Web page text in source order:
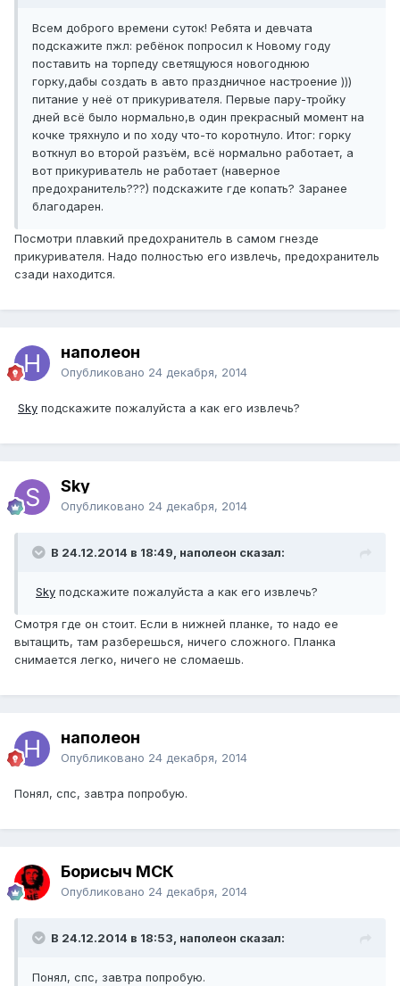
Всем доброго времени суток! Ребята и девчата
подскажите пжл: ребёнок попросил к Новому году
поставить на торпеду светящуюся новогоднюю
горку,дабы создать в авто праздничное настроение )))
питание у неё от прикуривателя. Первые пару-тройку
дней всё было нормально,в один прекрасный момент на
кочке тряхнуло и по ходу что-то коротнуло. Итог: горку
воткнул во второй разъём, всё нормально работает, а
вот прикуриватель не работает (наверное
предохранитель???) подскажите где копать? Заранее
благодарен.
Посмотри плавкий предохранитель в самом гнезде
прикуривателя. Надо полностью его извлечь, предохранитель
сзади находится.
наполеон
Опубликовано 24 декабря, 2014
Sky подскажите пожалуйста а как его извлечь?
Sky
Опубликовано 24 декабря, 2014
В 24.12.2014 в 18:49, наполеон сказал:
Sky подскажите пожалуйста а как его извлечь?
Смотря где он стоит. Если в нижней планке, то надо ее
вытащить, там разберешься, ничего сложного. Планка
снимается легко, ничего не сломаешь.
наполеон
Опубликовано 24 декабря, 2014
Понял, спс, завтра попробую.
Борисыч МСК
Опубликовано 24 декабря, 2014
В 24.12.2014 в 18:53, наполеон сказал:
Понял, спс, завтра попробую.